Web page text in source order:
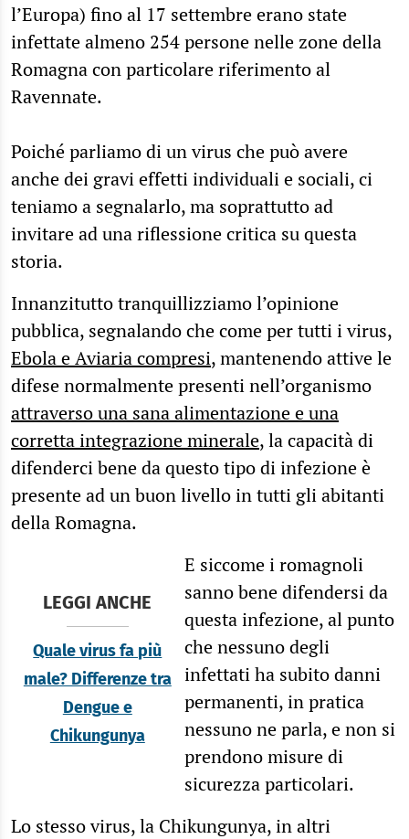
l’Europa) fino al 17 settembre erano state
infettate almeno 254 persone nelle zone della
Romagna con particolare riferimento al
Ravennate.
Poiché parliamo di un virus che può avere
anche dei gravi effetti individuali e sociali, ci
teniamo a segnalarlo, ma soprattutto ad
invitare ad una riflessione critica su questa
storia.
Innanzitutto tranquillizziamo l’opinione
pubblica, segnalando che come per tutti i virus,
Ebola e Aviaria compresi, mantenendo attive le
difese normalmente presenti nell’organismo
attraverso una sana alimentazione e una
corretta integrazione minerale, la capacità di
difenderci bene da questo tipo di infezione è
presente ad un buon livello in tutti gli abitanti
della Romagna.
LEGGI ANCHE
Quale virus fa più
male? Differenze tra
Dengue e
Chikungunya
E siccome i romagnoli
sanno bene difendersi da
questa infezione, al punto
che nessuno degli
infettati ha subito danni
permanenti, in pratica
nessuno ne parla, e non si
prendono misure di
sicurezza particolari.
Lo stesso virus, la Chikungunya, in altri